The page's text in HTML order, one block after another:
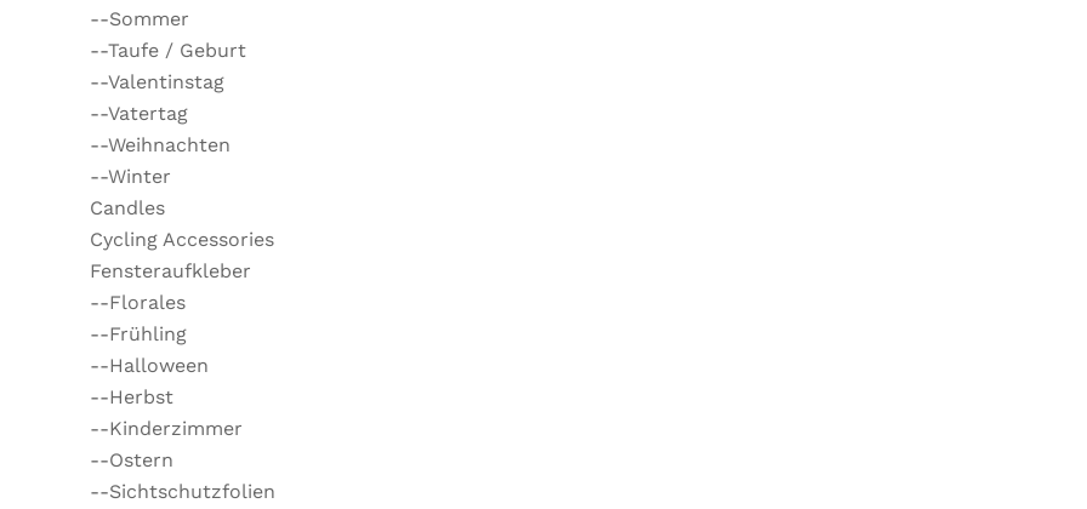
--Sommer
--Taufe / Geburt
--Valentinstag
--Vatertag
--Weihnachten
--Winter
Candles
Cycling Accessories
Fensteraufkleber
--Florales
--Frühling
--Halloween
--Herbst
--Kinderzimmer
--Ostern
--Sichtschutzfolien